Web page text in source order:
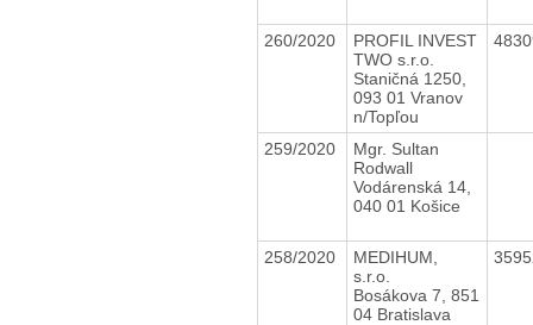
260/2020
PROFIL INVEST
TWO s.r.o.
Staničná 1250,
093 01 Vranov
n/Topľou
259/2020
Mgr. Sultan
Rodwall
Vodárenská 14,
040 01 Košice
258/2020
MEDIHUM,
s.r.o.
Bosákova 7, 851
04 Bratislava